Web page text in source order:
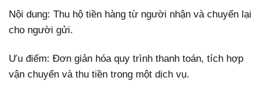
Nội dung: Thu hộ tiền hàng từ người nhận và chuyển lại
cho người gửi.
Ưu điểm: Đơn giản hóa quy trình thanh toán, tích hợp
vận chuyển và thu tiền trong một dịch vụ.